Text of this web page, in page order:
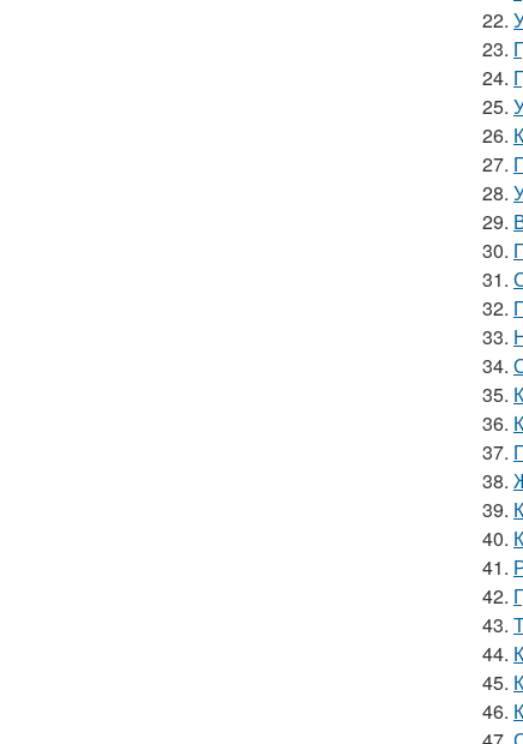
22.
23.
24.
25.
26.
27.
28.
29.
30.
31.
32.
33.
34.
35.
36.
37.
38.
39.
40.
41.
42.
43.
44.
45.
46.